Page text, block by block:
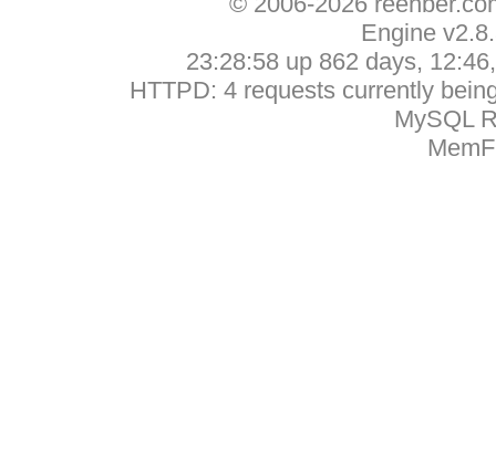
Engine
23:28:58 up 862 days,
HTTPD: 4 requests currently
MySQL